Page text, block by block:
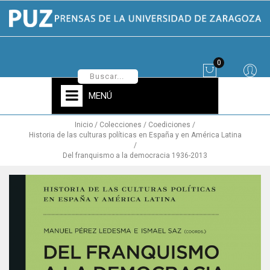
0
MENÚ
Inicio Colecciones
Coediciones
Historia de las culturas políticas en España y en América Latina
Del franquismo a la democracia 1936-2013